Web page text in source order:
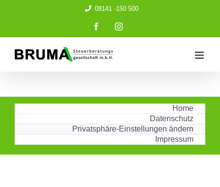
08141 -150 500
FacebookInstagram
Home
Datenschutz
Privatsphäre-Einstellungen ändern
Impressum